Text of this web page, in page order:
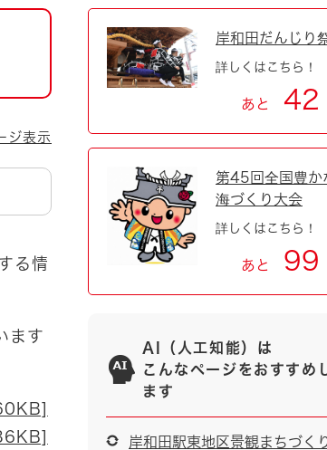
護
ジ表示
る情
ます
岸和田だんじり
詳しくはこちら！
あと 42
第45回全国豊か
海づくり大会
詳しくはこちら！
あと 99
AI（人工知能）は
こんなページをおすすめ
ます
岸和田駅東地区景観まちづく